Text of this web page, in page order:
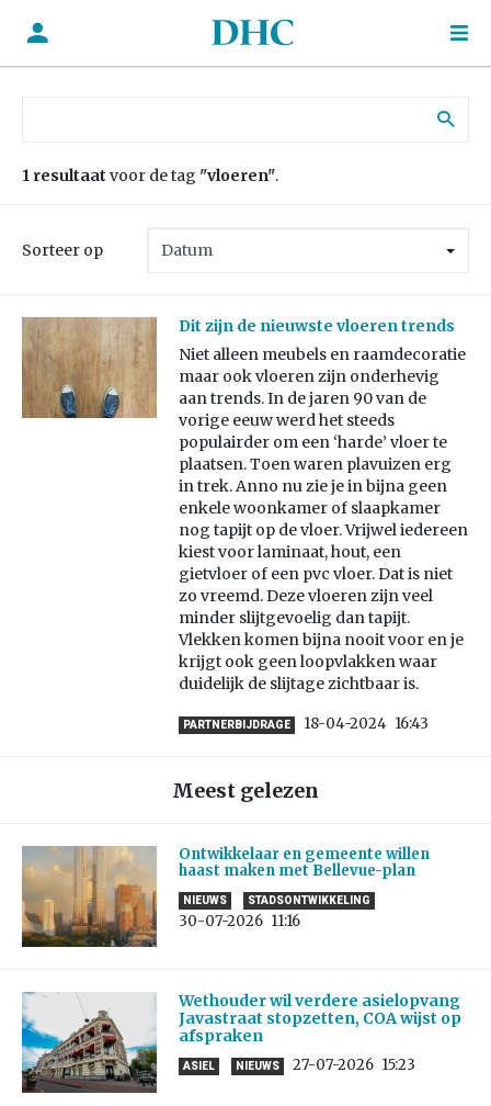
1 resultaat voor de tag "vloeren".
Sorteer op
Dit zijn de nieuwste vloeren trends
Niet alleen meubels en raamdecoratie
maar ook vloeren zijn onderhevig
aan trends. In de jaren 90 van de
vorige eeuw werd het steeds
populairder om een ‘harde’ vloer te
plaatsen. Toen waren plavuizen erg
in trek. Anno nu zie je in bijna geen
enkele woonkamer of slaapkamer
nog tapijt op de vloer. Vrijwel iedereen
kiest voor laminaat, hout, een
gietvloer of een pvc vloer. Dat is niet
zo vreemd. Deze vloeren zijn veel
minder slijtgevoelig dan tapijt.
Vlekken komen bijna nooit voor en je
krijgt ook geen loopvlakken waar
duidelijk de slijtage zichtbaar is.
PARTNERBIJDRAGE 18-04-2024 16:43
Meest gelezen
Ontwikkelaar en gemeente willen
haast maken met Bellevue-plan
NIEUWS STADSONTWIKKELING
30-07-2026 11:16
Wethouder wil verdere asielopvang
Javastraat stopzetten, COA wijst op
afspraken
ASIEL NIEUWS 27-07-2026 15:23